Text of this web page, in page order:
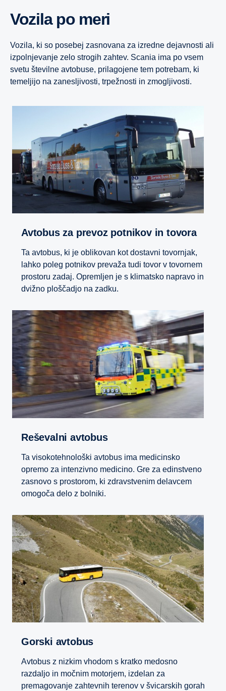
Vozila po meri
Vozila, ki so posebej zasnovana za izredne dejavnosti ali
izpolnjevanje zelo strogih zahtev. Scania ima po vsem
svetu številne avtobuse, prilagojene tem potrebam, ki
temeljijo na zanesljivosti, trpežnosti in zmogljivosti.
Avtobus za prevoz potnikov in tovora
Ta avtobus, ki je oblikovan kot dostavni tovornjak,
lahko poleg potnikov prevaža tudi tovor v tovornem
prostoru zadaj. Opremljen je s klimatsko napravo in
dvižno ploščadjo na zadku.
Reševalni avtobus
Ta visokotehnološki avtobus ima medicinsko
opremo za intenzivno medicino. Gre za edinstveno
zasnovo s prostorom, ki zdravstvenim delavcem
omogoča delo z bolniki.
Gorski avtobus
Avtobus z nizkim vhodom s kratko medosno
razdaljo in močnim motorjem, izdelan za
premagovanje zahtevnih terenov v švicarskih gorah